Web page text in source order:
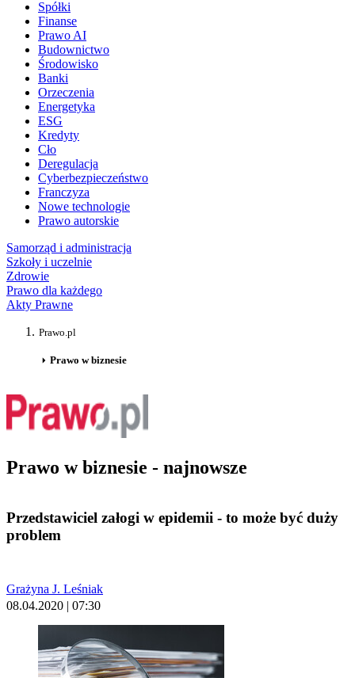
Spółki
Finanse
Prawo AI
Budownictwo
Środowisko
Banki
Orzeczenia
Energetyka
ESG
Kredyty
Cło
Deregulacja
Cyberbezpieczeństwo
Franczyza
Nowe technologie
Prawo autorskie
Samorząd i administracja
Szkoły i uczelnie
Zdrowie
Prawo dla każdego
Akty Prawne
Prawo.pl
Prawo w biznesie
Prawo w biznesie - najnowsze
Przedstawiciel załogi w epidemii - to może być duży
problem
Grażyna J. Leśniak
08.04.2020 | 07:30